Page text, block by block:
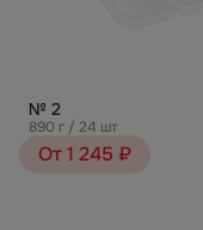
№ 2
890 г / 24 шт
От 1 245 ₽